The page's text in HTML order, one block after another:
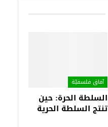
آفاق فلسفيّة‎
السلطة الحرة: حين
تنتج السلطة الحرية